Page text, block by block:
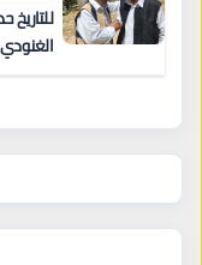
الغنودي